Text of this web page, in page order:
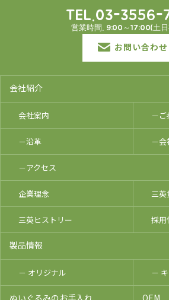
TEL.03-3556-
営業時間. 9:00～17:00(土
お問い合わせ
会社紹介
会社案内 －ご
－沿革 －
－アクセス
企業理念 三英
三英ヒストリー 採用
製品情報
－ オリジナル －